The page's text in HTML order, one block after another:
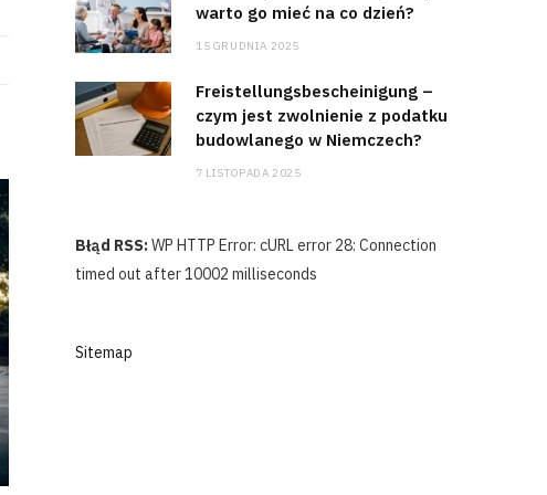
warto go mieć na co dzień?
15 GRUDNIA 2025
Freistellungsbescheinigung –
czym jest zwolnienie z podatku
budowlanego w Niemczech?
7 LISTOPADA 2025
Błąd RSS:WP HTTP Error: cURL error 28: Connection
timed out after 10002 milliseconds
Sitemap